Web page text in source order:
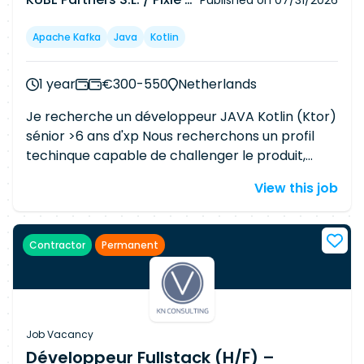
Apache Kafka Java Kotlin
1 year €300-550 Netherlands
Je recherche un développeur JAVA Kotlin (Ktor)
sénior >6 ans d'xp Nous recherchons un profil
techinque capable de challenger le produit,
type Product engineer Capacité à travailler en
programming, reviews Stack : aws / kubernetes/
terraform / event sourcing Mission full remote
en europe 1 an renouvelable Anglais courant
très important, francais pas nécessaire Your
impact Technical leadership and development •
Own and deliver features from end to end,
including frontend, backend and infrastructure •
View this job
Contractor Permanent
Job Vacancy
Développeur Fullstack (H/F) –